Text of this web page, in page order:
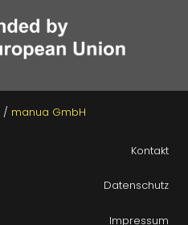
/ manua GmbH
Kontakt
Datenschutz
Impressum